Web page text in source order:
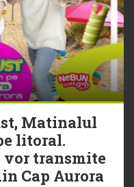
Matinalul
litoral.
vor transmite
Cap Aurora